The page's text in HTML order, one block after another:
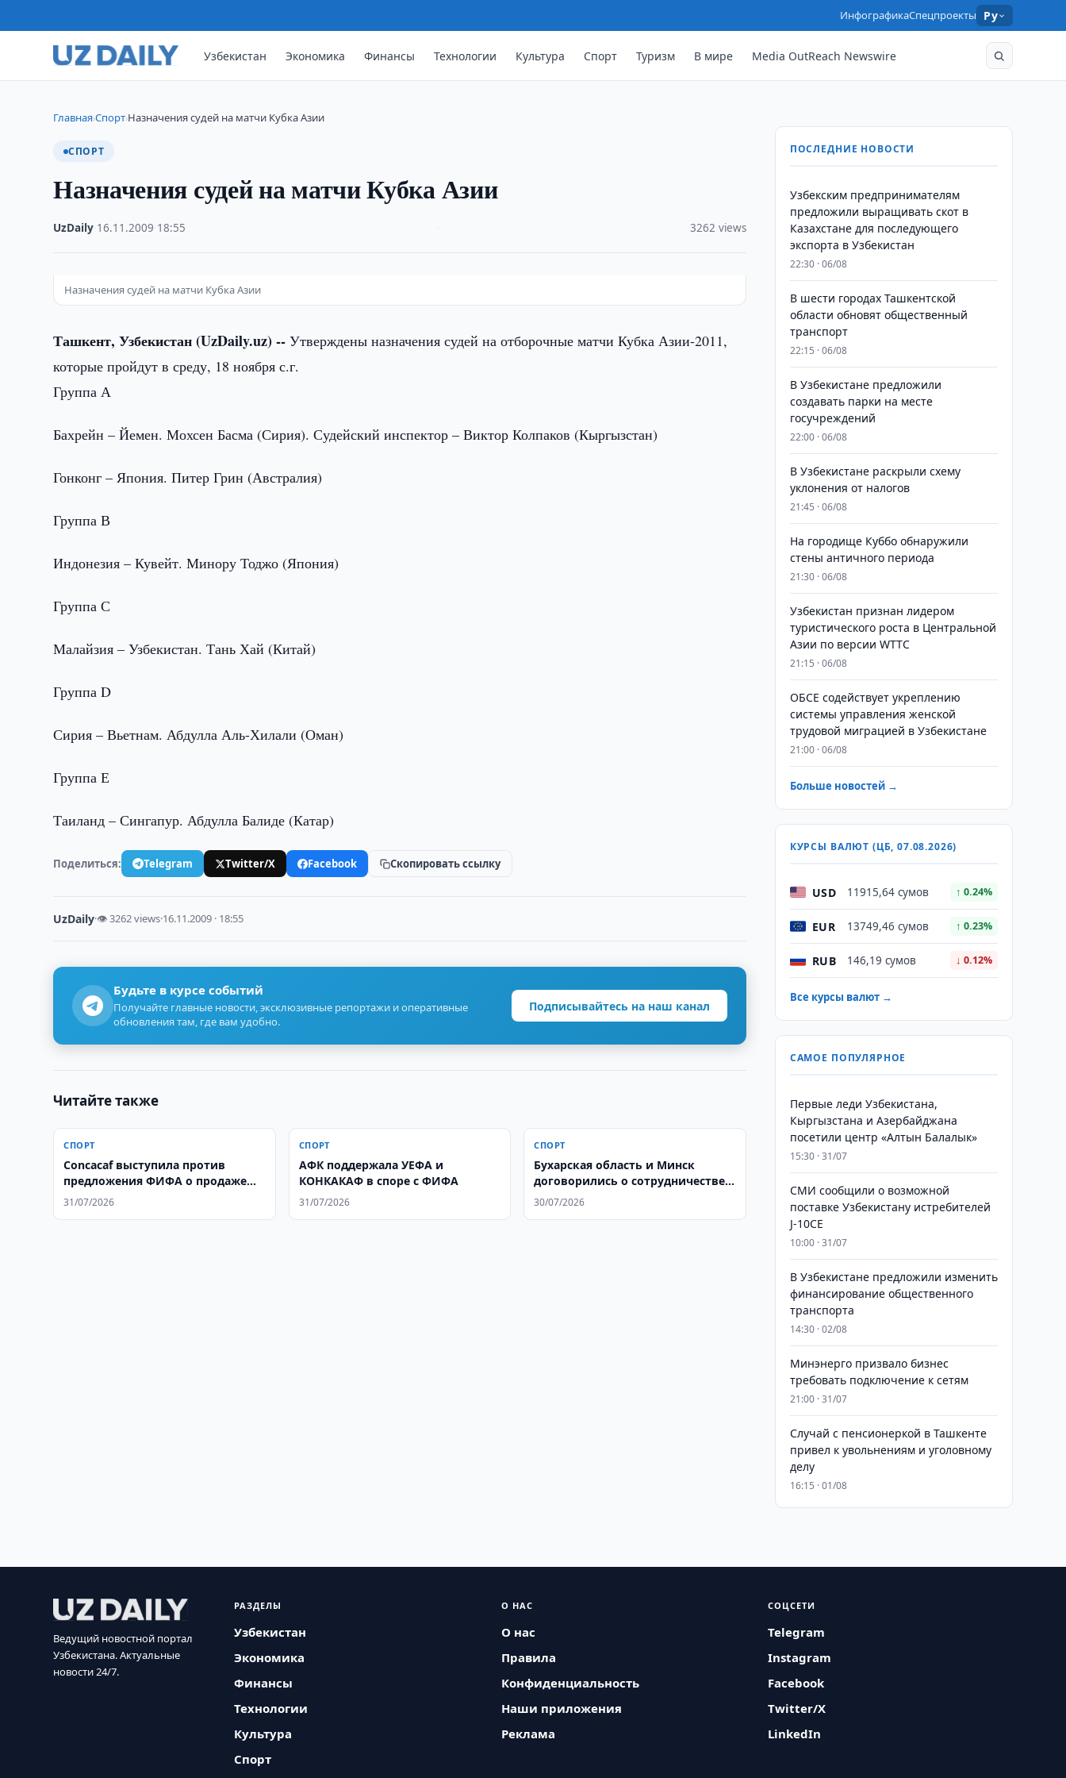
ИнфографикаСпецпроекты Ру
Узбекистан Экономика Финансы Технологии Культура Спорт Туризм В мире Media OutReach Newswire
Главная›Спорт›Назначения судей на матчи Кубка Азии
СПОРТ
Назначения судей на матчи Кубка Азии
UzDaily 16.11.2009 18:55 3262 views
Назначения судей на матчи Кубка Азии
Ташкент, Узбекистан (UzDaily.uz) -- Утверждены назначения судей на отборочные матчи Кубка Азии-2011,
которые пройдут в среду, 18 ноября с.г.
Группа А
Бахрейн – Йемен. Мохсен Басма (Сирия). Судейский инспектор – Виктор Колпаков (Кыргызстан)
Гонконг – Япония. Питер Грин (Австралия)
Группа В
Индонезия – Кувейт. Минору Тоджо (Япония)
Группа С
Малайзия – Узбекистан. Тань Хай (Китай)
Группа D
Сирия – Вьетнам. Абдулла Аль-Хилали (Оман)
Группа Е
Таиланд – Сингапур. Абдулла Балиде (Катар)
Поделиться: Telegram Twitter/X Facebook Скопировать ссылку
UzDaily·👁 3262 views·16.11.2009 · 18:55
Будьте в курсе событий
Получайте главные новости, эксклюзивные репортажи и оперативные
обновления там, где вам удобно.
Подписывайтесь на наш канал
Читайте также
СПОРТ
Concacaf выступила против
предложения ФИФА о продаже
доли в коммерческих правах
31/07/2026
СПОРТ
АФК поддержала УЕФА и
КОНКАКАФ в споре с ФИФА
31/07/2026
СПОРТ
Бухарская область и Минск
договорились о сотрудничестве в
спорте
30/07/2026
ПОСЛЕДНИЕ НОВОСТИ
Узбекским предпринимателям
предложили выращивать скот в
Казахстане для последующего
экспорта в Узбекистан
22:30 · 06/08
В шести городах Ташкентской
области обновят общественный
транспорт
22:15 · 06/08
В Узбекистане предложили
создавать парки на месте
госучреждений
22:00 · 06/08
В Узбекистане раскрыли схему
уклонения от налогов
21:45 · 06/08
На городище Куббо обнаружили
стены античного периода
21:30 · 06/08
Узбекистан признан лидером
туристического роста в Центральной
Азии по версии WTTC
21:15 · 06/08
ОБСЕ содействует укреплению
системы управления женской
трудовой миграцией в Узбекистане
21:00 · 06/08
Больше новостей →
КУРСЫ ВАЛЮТ (ЦБ, 07.08.2026)
USD 11915,64 сумов ↑ 0.24%
EUR 13749,46 сумов ↑ 0.23%
RUB 146,19 сумов ↓ 0.12%
Все курсы валют →
САМОЕ ПОПУЛЯРНОЕ
Первые леди Узбекистана,
Кыргызстана и Азербайджана
посетили центр «Алтын Балалык»
15:30 · 31/07
СМИ сообщили о возможной
поставке Узбекистану истребителей
J-10CE
10:00 · 31/07
В Узбекистане предложили изменить
финансирование общественного
транспорта
14:30 · 02/08
Минэнерго призвало бизнес
требовать подключение к сетям
21:00 · 31/07
Случай с пенсионеркой в Ташкенте
привел к увольнениям и уголовному
делу
16:15 · 01/08
Ведущий новостной портал
Узбекистана. Актуальные
новости 24/7.
РАЗДЕЛЫ
Узбекистан
Экономика
Финансы
Технологии
Культура
Спорт
О НАС
О нас
Правила
Конфиденциальность
Наши приложения
Реклама
СОЦСЕТИ
Telegram
Instagram
Facebook
Twitter/X
LinkedIn